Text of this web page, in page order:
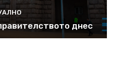
днес